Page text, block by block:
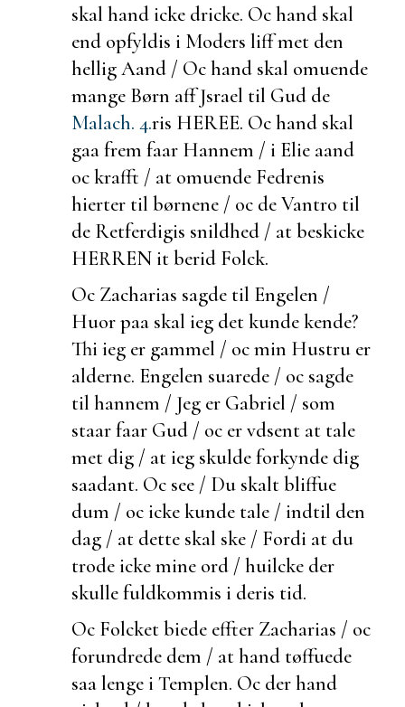
skal hand icke dricke. Oc hand skal
end opfyldis i Moders liff met den
hellig Aand / Oc hand skal omuende
mange Børn aff Jsrael til Gud de
Malach. 4.ris HEREE. Oc hand skal
gaa frem faar Hannem / i Elie aand
oc krafft / at omuende Fedrenis
hierter til børnene / oc de Vantro til
de Retferdigis snildhed / atbeskicke
HERREN itberid Folck.
Oc Zacharias sagde til Engelen /
Huor paa skal ieg det kunde kende?
Thi ieg er gammel / oc min Hustru er
alderne. Engelen suarede / oc sagde
til hannem / Jeg er Gabriel / som
staar faar Gud / oc er vdsent at tale
met dig / at ieg skulde forkynde dig
saadant. Oc see / Du skalt bliffue
dum / oc icke kunde tale / indtil den
dag / at dette skal ske / Fordi at du
trode icke mine ord / huilcke der
skullefuldkommis i deris tid.
Oc Folcketbiede effter Zacharias / oc
forundrede dem / at hand tøffuede
saa lenge i Templen. Oc der hand